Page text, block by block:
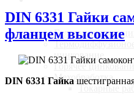
Гальваническое
Термодиффузионое
цинкование
Горячее
Мехобработка
Токарные
DIN 6331 Гайки
фланцем высокие
DIN 6331 Гайка